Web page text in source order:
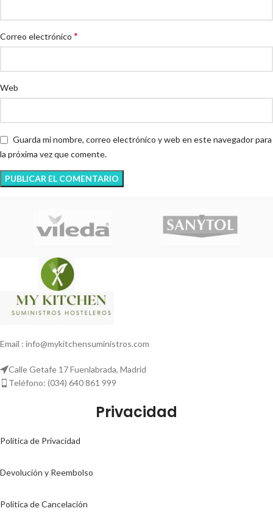
Correo electrónico *
Web
Guarda mi nombre, correo electrónico y web en este navegador para
la próxima vez que comente.
Email : info@mykitchensuministros.com
Calle Getafe 17 Fuenlabrada, Madrid
Teléfono: (034) 640 861 999
Privacidad
Politica de Privacidad
Devolución y Reembolso
Política de Cancelación